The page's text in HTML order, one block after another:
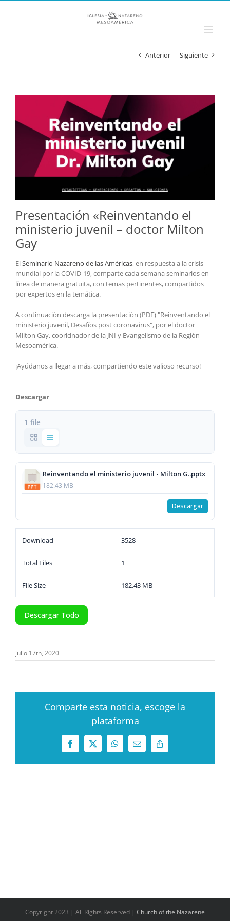
Anterior Siguiente
más
grande
Presentación «Reinventando el
ministerio juvenil – doctor Milton
Gay
ElSeminario Nazareno de las Américas,en respuesta a la crisis
mundial por la COVID-19, comparte cada semana seminarios en
línea de manera gratuita,con temas pertinentes, compartidos
por expertos en la temática.
A continuación descarga la presentación (PDF) "Reinventando el
ministerio juvenil, Desafíos post coronavirus", por el doctor
Milton Gay, cooridnador de la JNI y Evangelismo de la Región
Mesoamérica.
¡Ayúdanos a llegar a más, compartiendo este valioso recurso!
Descargar
1 file
Reinventando el ministerio juvenil - Milton G..pptx
182.43 MB
Descargar
Download 3528
Total Files 1
File Size 182.43 MB
Descargar Todo
julio 17th, 2020
Comparte esta noticia, escoge la
plataforma
Facebook
X WhatsAppCorreoCopy
Copyright 2023 | All Rights Reserved | Church of the Nazarene